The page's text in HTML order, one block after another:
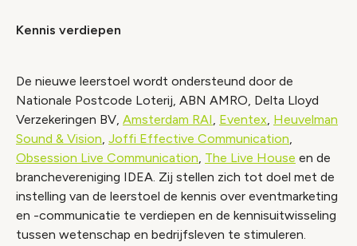
Kennis verdiepen
De nieuwe leerstoel wordt ondersteund door de
Nationale Postcode Loterij, ABN AMRO, Delta Lloyd
Verzekeringen BV, Amsterdam RAI, Eventex, Heuvelman
Sound & Vision, Joffi Effective Communication,
Obsession Live Communication, The Live House en de
branchevereniging IDEA. Zij stellen zich tot doel met de
instelling van de leerstoel de kennis over eventmarketing
en -communicatie te verdiepen en de kennisuitwisseling
tussen wetenschap en bedrijfsleven te stimuleren.